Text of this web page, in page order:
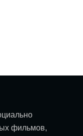
фильмов,